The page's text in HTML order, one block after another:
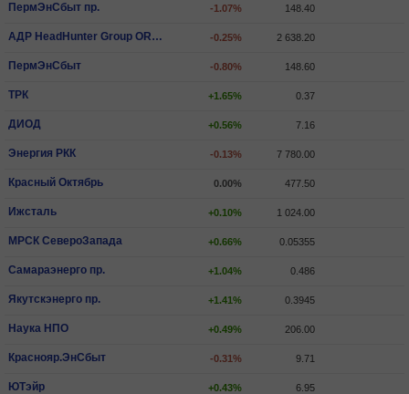
ПермЭнСбыт пр. -1.07% 148.40
АДР HeadHunter Group ORD SHS -0.25% 2 638.20
ПермЭнСбыт -0.80% 148.60
ТРК +1.65% 0.37
ДИОД +0.56% 7.16
Энергия РКК -0.13% 7 780.00
Красный Октябрь 0.00% 477.50
Ижсталь +0.10% 1 024.00
МРСК СевероЗапада +0.66% 0.05355
Самараэнерго пр. +1.04% 0.486
Якутскэнерго пр. +1.41% 0.3945
Наука НПО +0.49% 206.00
Краснояр.ЭнСбыт -0.31% 9.71
ЮТэйр +0.43% 6.95